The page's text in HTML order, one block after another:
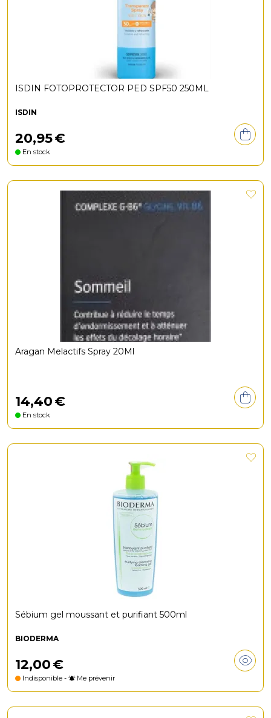
ISDIN FOTOPROTECTOR PED SPF50 250ML
ISDIN
20,95€
En stock
Aragan Melactifs Spray 20Ml
14,40€
En stock
Sébium gel moussant et purifiant 500ml
BIODERMA
12,00€
Indisponible - Me prévenir